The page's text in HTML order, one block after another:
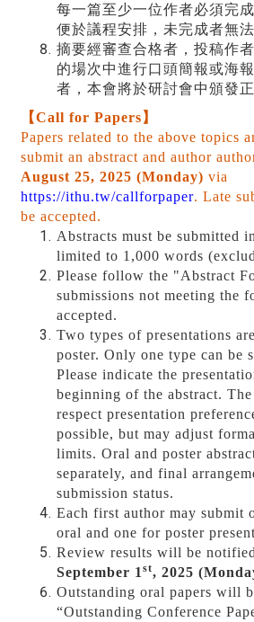
每一篇至少一位作者必須完
便於議程安排，未完成者無
摘要經審查合格者，投稿作
的場次中進行口頭簡報或海
者，本會將於研討會中頒發正
【Call for Papers】
Papers related to the above topics
submit an abstract and author
August 25, 2025 (Monday) via
https://ithu.tw/callforpaper. Late
be accepted.
Abstracts must be submitted
limited to 1,000 words
Please follow the "Abstract
submissions not meeting the
accepted.
Two types of presentations
poster. Only one type can be
Please indicate the
beginning of the abstract.
respect presentation
possible, but may adjust
limits. Oral and poster
separately, and final
submission status.
Each first author may submit
oral and one for poster
Review results will be
September 1 st, 2025
Outstanding oral papers will
“Outstanding Conference